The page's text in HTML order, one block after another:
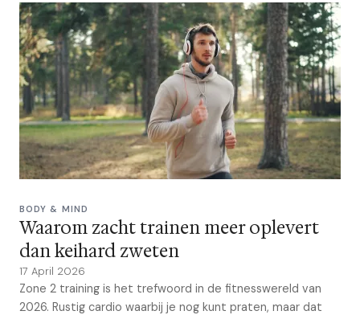
BODY & MIND
Waarom zacht trainen meer oplevert
dan keihard zweten
17 April 2026
Zone 2 training is het trefwoord in de fitnesswereld van
2026. Rustig cardio waarbij je nog kunt praten, maar dat